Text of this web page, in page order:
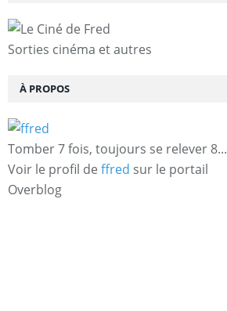
Sorties cinéma et autres
À PROPOS
Tomber 7 fois, toujours se relever 8...
Voir le profil de ffred sur le portail
Overblog